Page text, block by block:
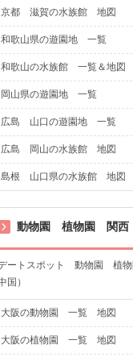
京都 滋賀の水族館 地図
和歌山県の遊園地 一覧
和歌山の水族館 一覧＆地図
岡山県の遊園地 一覧
広島 山口の遊園地 一覧
広島 岡山の水族館 地図
島根 山口県の水族館 地図
動物園 植物園 関西
ートスポット 動物園 植物
国）
大阪の動物園 一覧 地図
大阪の植物園 一覧 地図